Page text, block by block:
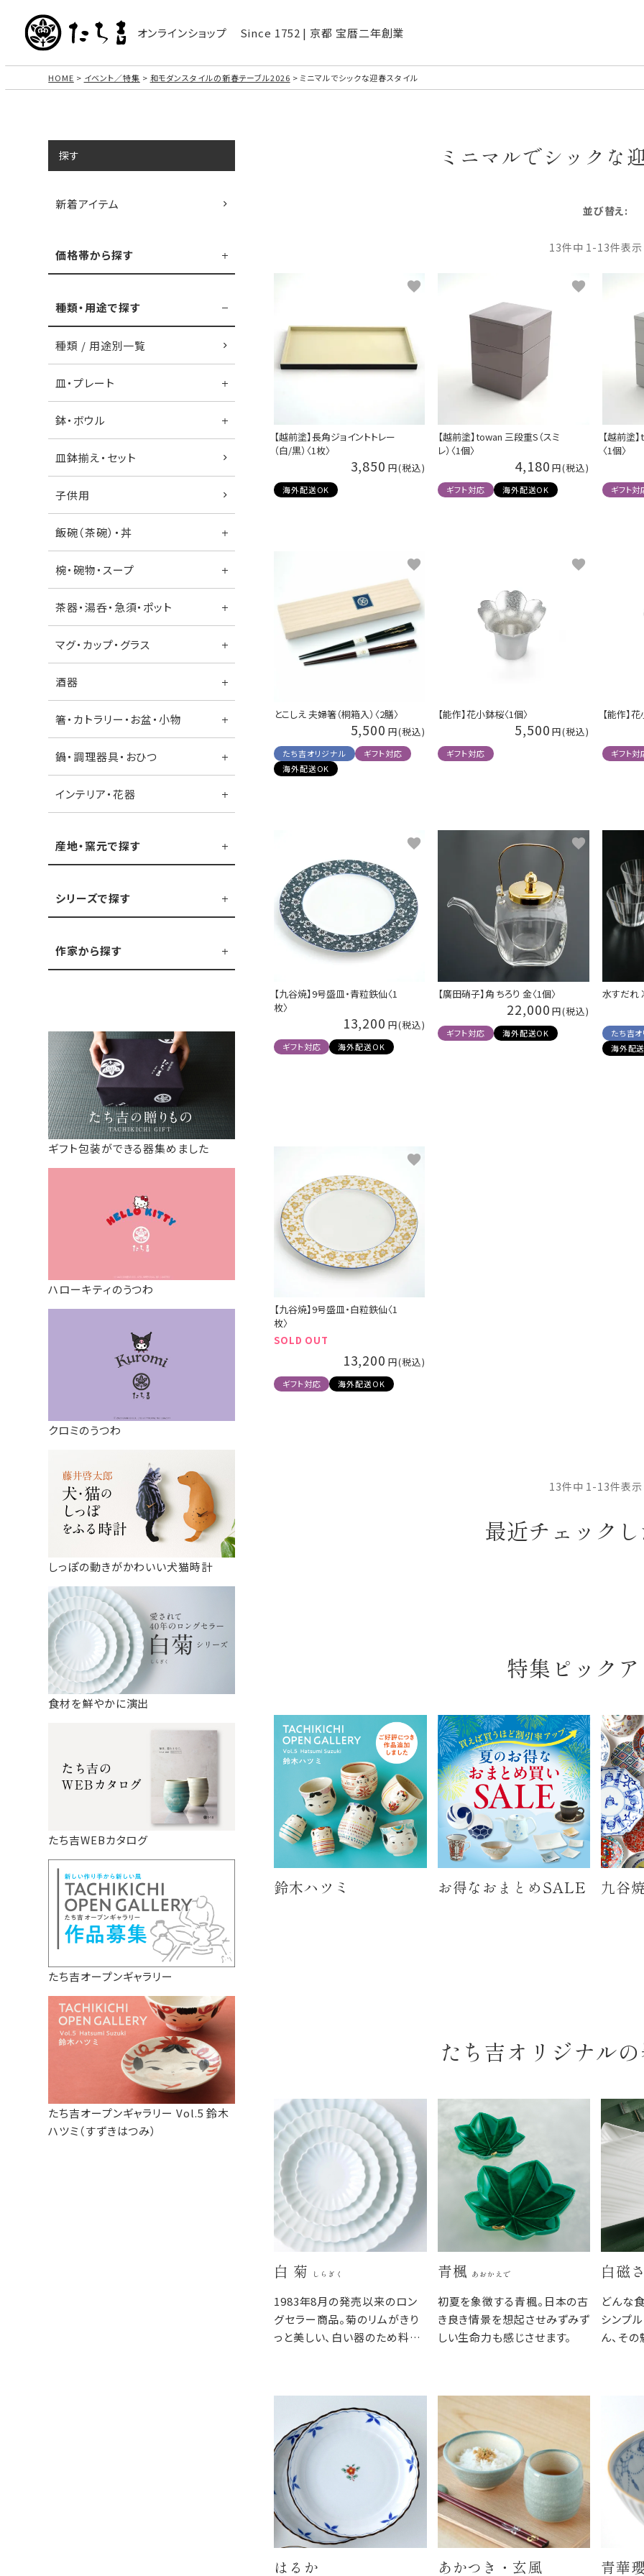
オンラインショップ Since 1752 | 京都 宝暦二年創業
HOME イベント／特集 和モダンスタイルの新春テーブル2026 ミニマルでシックな迎春スタイル
探す
新着アイテム
価格帯から探す
種類・用途で探す
種類 / 用途別一覧
皿・プレート
鉢・ボウル
皿鉢揃え・セット
子供用
飯碗（茶碗）・丼
椀・碗物・スープ
茶器・湯呑・急須・ポット
マグ・カップ・グラス
酒器
箸・カトラリー・お盆・小物
鍋・調理器具・おひつ
インテリア・花器
産地・窯元で探す
シリーズで探す
作家から探す
ギフト包装ができる器集めました
ハローキティのうつわ
クロミのうつわ
しっぽの動きがかわいい犬猫時計
食材を鮮やかに演出
たち吉WEBカタログ
たち吉オープンギャラリー
たち吉オープンギャラリー Vol.5 鈴木
ハツミ（すずきはつみ）
ミニマルでシックな
並び替え
13件中 1-13件表示
【越前塗】長角ジョイントトレー
（白/黒）〈1枚〉
3,850
海外配送OK
【越前塗】towan 三段重S（スミ
レ）〈1個〉
4,180
ギフト対応 海外配送OK
【越前塗
〈1個〉
ギフト対
とこしえ 夫婦箸（桐箱入）〈2膳〉
5,500
たち吉オリジナル
ギフト対応
海外配送OK
【能作】花小鉢桜〈1個〉
5,500
ギフト対応
【能作】
ギフト対
【九谷焼】9号盛皿・青粒鉄仙〈1
枚〉
13,200
ギフト対応 海外配送OK
【廣田硝子】角 ちろり 金〈1個〉
22,000
ギフト対応 海外配送OK
水すだれ
たち吉
海外配
【九谷焼】9号盛皿・白粒鉄仙〈1
枚〉
SOLD OUT
13,200
ギフト対応 海外配送OK
13件中 1-13件表示
最近チェック
特集ピック
鈴木ハツミ お得なおまとめSALE 九谷
たち吉オリジナル
白 菊 しらぎく
1983年8月の発売以来のロン
グセラー商品。菊のリムがきり
っと美しい、白い器のため料理
器棚に収まります。
青楓 あおかえで
初夏を象徴する青楓。日本の古
き良き情景を想起させみずみず
しい生命力も感じさせます。
白磁
どんな
シンプ
ん、そ
はるか あかつき・玄風 青華